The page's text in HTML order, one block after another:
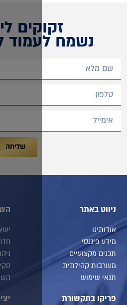
ליעוץ?
לשירותכם
השירותים שלנו
יעוץ והשקעות
חדר עסקאות
ניהול סיכונים
סקירות ומידע פיננסי
השתלמויות וימי עיון
יצירת קשר